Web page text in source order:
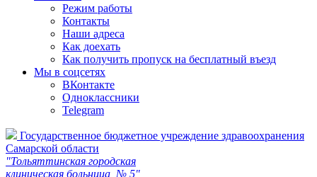
Режим работы
Контакты
Наши адреса
Как доехать
Как получить пропуск на бесплатный въезд
Мы в соцсетях
ВКонтакте
Одноклассники
Telegram
Государственное бюджетное учреждение здравоохранения
Самарской области
"Тольяттинская городская
клиническая больница № 5"